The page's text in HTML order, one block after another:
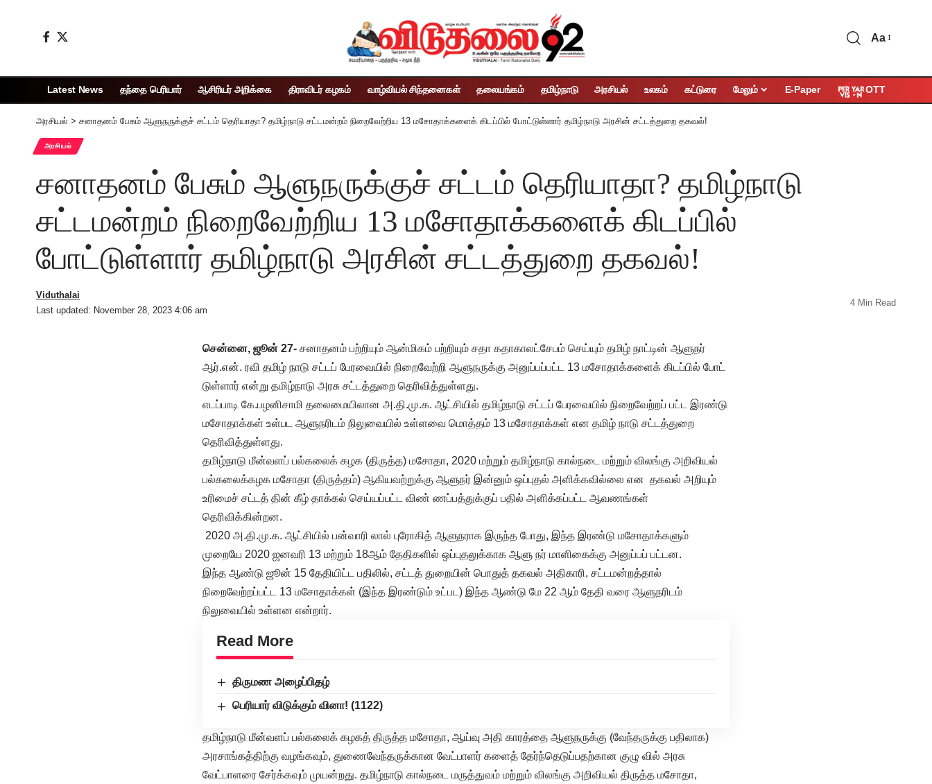
Aa
Latest News தந்தை பெரியார் ஆசிரியர் அறிக்கை திராவிடர் கழகம் வாழ்வியல் சிந்தனைகள் தலையங்கம் தமிழ்நாடு அரசியல் உலகம் கட்டுரை மேலும் E-Paper OTT
அரசியல் > சனாதனம் பேசும் ஆளுநருக்குச் சட்டம் தெரியாதா? தமிழ்நாடு சட்டமன்றம் நிறைவேற்றிய 13 மசோதாக்களைக் கிடப்பில் போட்டுள்ளார் தமிழ்நாடு அரசின் சட்டத்துறை தகவல்!
அரசியல்
சனாதனம் பேசும் ஆளுநருக்குச் சட்டம் தெரியாதா? தமிழ்நாடு
சட்டமன்றம் நிறைவேற்றிய 13 மசோதாக்களைக் கிடப்பில்
போட்டுள்ளார் தமிழ்நாடு அரசின் சட்டத்துறை தகவல்!
Last updated: November 28, 2023 4:06 am
Viduthalai
4 Min Read
சென்னை, ஜூன் 27- சனாதனம் பற்றியும் ஆன்மிகம் பற்றியும் சதா கதாகாலட்சேபம் செய்யும் தமிழ் நாட்டின் ஆளுநர்
ஆர்.என். ரவி தமிழ் நாடு சட்டப் பேரவையில் நிறைவேற்றி ஆளுநருக்கு அனுப்பப்பட்ட 13 மசோதாக்களைக் கிடப்பில் போட்
டுள்ளார் என்று தமிழ்நாடு அரசு சட்டத்துறை தெரிவித்துள்ளது.
எடப்பாடி கே.பழனிசாமி தலைமையிலான அ.தி.மு.க. ஆட்சியில் தமிழ்நாடு சட்டப் பேரவையில் நிறைவேற்றப் பட்ட இரண்டு
மசோதாக்கள் உள்பட ஆளுநரிடம் நிலுவையில் உள்ளவை மொத்தம் 13 மசோதாக்கள் என தமிழ் நாடு சட்டத்துறை
தெரிவித்துள்ளது.
தமிழ்நாடு மீன்வளப் பல்கலைக் கழக (திருத்த) மசோதா, 2020 மற்றும் தமிழ்நாடு கால்நடை மற்றும் விலங்கு அறிவியல்
பல்கலைக்கழக மசோதா (திருத்தம்) ஆகியவற்றுக்கு ஆளுநர் இன்னும் ஒப்புதல் அளிக்கவில்லை என தகவல் அறியும்
உரிமைச் சட்டத் தின் கீழ் தாக்கல் செய்யப்பட்ட விண் ணப்பத்துக்குப் பதில் அளிக்கப்பட்ட ஆவணங்கள்
தெரிவிக்கின்றன.
2020 அ.தி.மு.க. ஆட்சியில் பன்வாரி லால் புரோகித் ஆளுநராக இருந்த போது, இந்த இரண்டு மசோதாக்களும்
முறையே 2020 ஜனவரி 13 மற்றும் 18ஆம் தேதிகளில் ஒப்புதலுக்காக ஆளு நர் மாளிகைக்கு அனுப்பப் பட்டன.
இந்த ஆண்டு ஜூன் 15 தேதியிட்ட பதிலில், சட்டத் துறையின் பொதுத் தகவல் அதிகாரி, சட்டமன்றத்தால்
நிறைவேற்றப்பட்ட 13 மசோதாக்கள் (இந்த இரண்டும் உட்பட) இந்த ஆண்டு மே 22 ஆம் தேதி வரை ஆளுநரிடம்
நிலுவையில் உள்ளன என்றார்.
Read More
திருமண அழைப்பிதழ்
பெரியார் விடுக்கும் வினா! (1122)
தமிழ்நாடு மீன்வளப் பல்கலைக் கழகத் திருத்த மசோதா, ஆய்வு அதி காரத்தை ஆளுநருக்கு (வேந்தருக்கு பதிலாக)
அரசாங்கத்திற்கு வழங்கவும், துணைவேந்தருக்கான வேட்பாளர் களைத் தேர்ந்தெடுப்பதற்கான குழு வில் அரசு
வேட்பாளரை சேர்க்கவும் முயன்றது. தமிழ்நாடு கால்நடை மருத்துவம் மற்றும் விலங்கு அறிவியல் திருத்த மசோதா,